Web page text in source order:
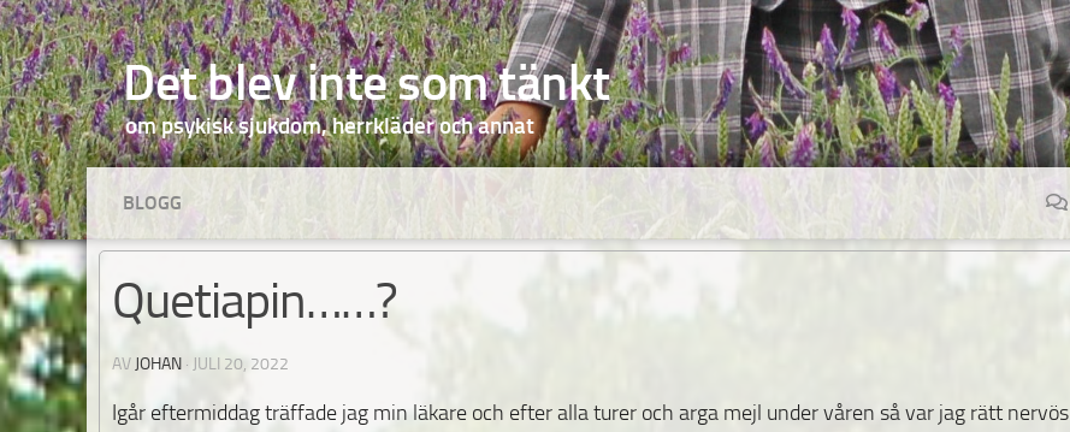
Hoppa till innehåll
Det blev inte som tänkt
om psykisk sjukdom, herrkläder och annat
BLOGG
Quetiapin……?
AV JOHAN · JULI 20, 2022
Igår eftermiddag träffade jag min läkare och efter alla turer och arga mejl under våren så var jag rätt nervös